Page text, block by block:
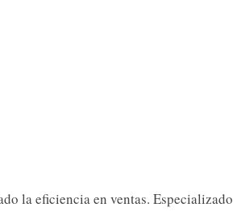
la eficiencia en ventas. Especializado